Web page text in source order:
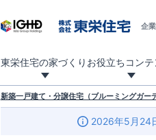
企
東栄住宅の家づくり お役立ちコンテ
新築一戸建て・分譲住宅（ブルーミングガー
2026年5月24